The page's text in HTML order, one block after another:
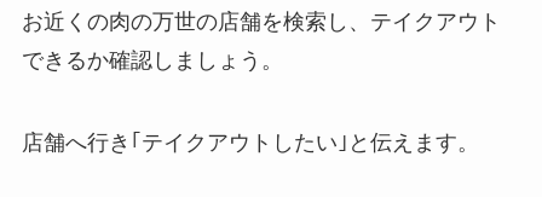
お近くの肉の万世の店舗を検索し、テイクアウト
できるか確認しましょう。
店舗へ行き｢テイクアウトしたい｣と伝えます。